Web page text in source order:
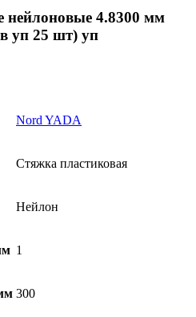
нейлоновые 4.8300 мм
уп 25 шт) уп
Nord YADA
Стяжка пластиковая
Нейлон
1
300